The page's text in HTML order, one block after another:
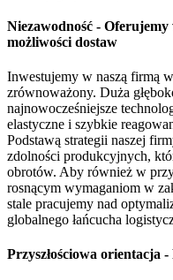
Niezawodność -
możliwości dostaw
Inwestujemy w naszą firmą
zrównoważony. Duża
najnowocześniejsze
elastyczne i szybkie
Podstawą strategii naszej
zdolności produkcyjnych,
obrotów. Aby również w
rosnącym wymaganiom w
stale pracujemy nad
globalnego łańcucha
Przyszłościowa orientacja